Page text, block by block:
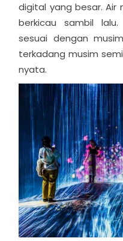
digital yang besar. Air
berkicau sambil lalu.
sesuai dengan
terkadang musim
nyata.